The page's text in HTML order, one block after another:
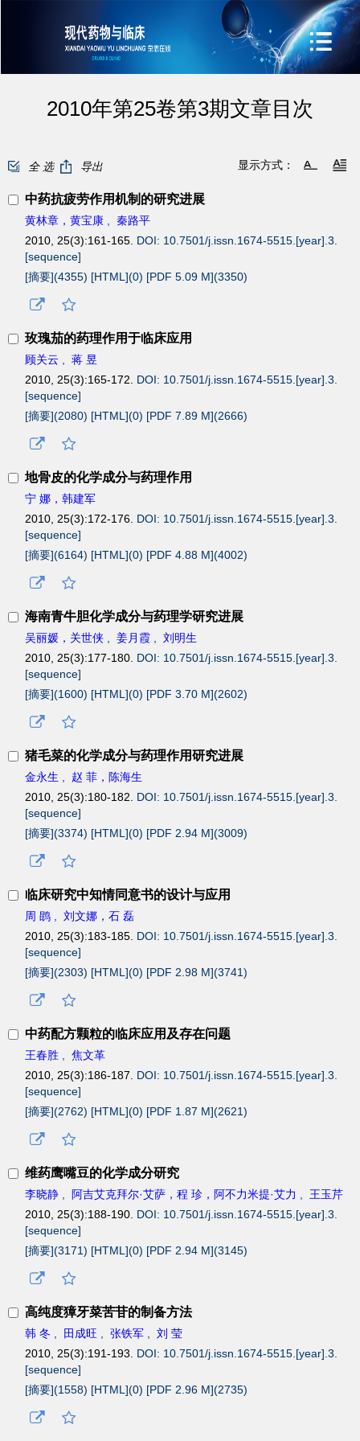
2010年第25卷第3期文章目次
全 选 导出 显示方式：
中药抗疲劳作用机制的研究进展
黄林章，黄宝康 , 秦路平
2010, 25(3):161-165. DOI: 10.7501/j.issn.1674-5515.[year].3.
[sequence]
[摘要](4355) [HTML](0) [PDF 5.09 M](3350)
玫瑰茄的药理作用于临床应用
顾关云 , 蒋 昱
2010, 25(3):165-172. DOI: 10.7501/j.issn.1674-5515.[year].3.
[sequence]
[摘要](2080) [HTML](0) [PDF 7.89 M](2666)
地骨皮的化学成分与药理作用
宁 娜，韩建军
2010, 25(3):172-176. DOI: 10.7501/j.issn.1674-5515.[year].3.
[sequence]
[摘要](6164) [HTML](0) [PDF 4.88 M](4002)
海南青牛胆化学成分与药理学研究进展
吴丽媛，关世侠 , 姜月霞 , 刘明生
2010, 25(3):177-180. DOI: 10.7501/j.issn.1674-5515.[year].3.
[sequence]
[摘要](1600) [HTML](0) [PDF 3.70 M](2602)
猪毛菜的化学成分与药理作用研究进展
金永生 ,
赵 菲，陈海生
2010, 25(3):180-182. DOI: 10.7501/j.issn.1674-5515.[year].3.
[sequence]
[摘要](3374) [HTML](0) [PDF 2.94 M](3009)
临床研究中知情同意书的设计与应用
周 鹍 , 刘文娜，石 磊
2010, 25(3):183-185. DOI: 10.7501/j.issn.1674-5515.[year].3.
[sequence]
[摘要](2303) [HTML](0) [PDF 2.98 M](3741)
中药配方颗粒的临床应用及存在问题
王春胜 , 焦文革
2010, 25(3):186-187. DOI: 10.7501/j.issn.1674-5515.[year].3.
[sequence]
[摘要](2762) [HTML](0) [PDF 1.87 M](2621)
维药鹰嘴豆的化学成分研究
李晓静 , 阿吉艾克拜尔·艾萨，程 珍，阿不力米提·艾力 , 王玉芹
2010, 25(3):188-190. DOI: 10.7501/j.issn.1674-5515.[year].3.
[sequence]
[摘要](3171) [HTML](0) [PDF 2.94 M](3145)
高纯度獐牙菜苦苷的制备方法
韩 冬 , 田成旺 , 张铁军 , 刘 莹
2010, 25(3):191-193. DOI: 10.7501/j.issn.1674-5515.[year].3.
[sequence]
[摘要](1558) [HTML](0) [PDF 2.96 M](2735)